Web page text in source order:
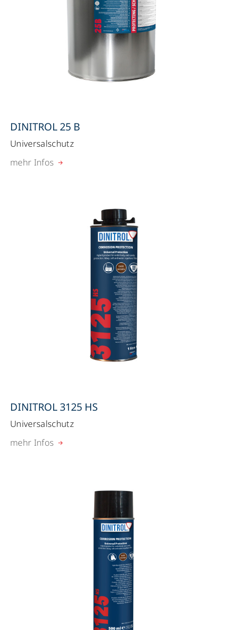
DINITROL 25 B
Universalschutz
mehr Infos
DINITROL 3125 HS
Universalschutz
mehr Infos